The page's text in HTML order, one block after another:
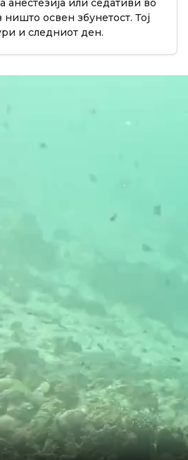
анестезија или седативи во
ништо освен збунетост. Тој
и следниот ден.